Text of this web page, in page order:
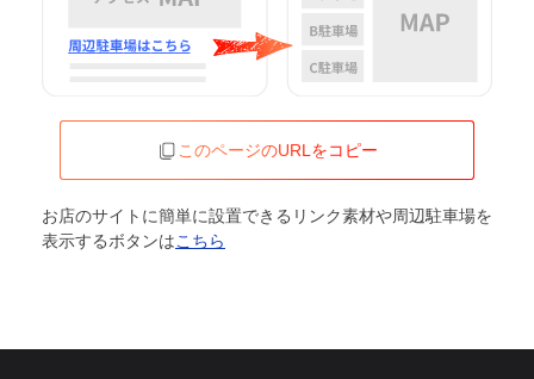
このページのURLをコピー
お店のサイトに簡単に設置できるリンク素材や周辺駐車場を
表示するボタンはこちら